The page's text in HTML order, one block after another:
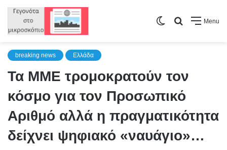
Menu
Search
Switch
breaking news Ελλάδα
Τα ΜΜΕ τρομοκρατούν τον
κόσμο για τον Προσωπικό
Αριθμό αλλά η πραγματικότητα
δείχνει ψηφιακό «ναυάγιο»…